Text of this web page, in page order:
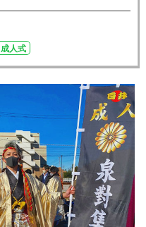
成人式